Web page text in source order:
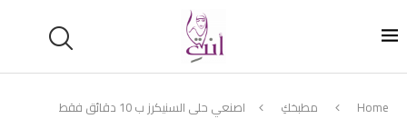
Home مطبخكِ اصنعي حلى السنيكرز ب 10 دقائق فقط